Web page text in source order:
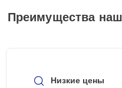
Преимущества
Низкие цены